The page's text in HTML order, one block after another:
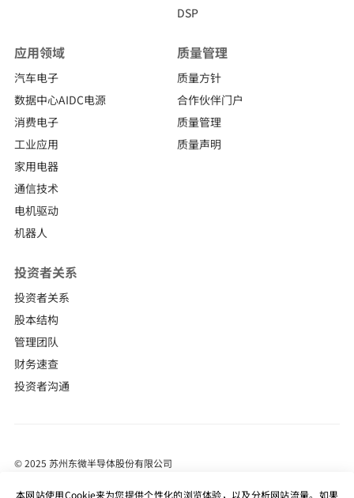
DSP
应用领域
汽车电子
数据中心AIDC电源
消费电子
工业应用
家用电器
通信技术
电机驱动
机器人
质量管理
质量方针
合作伙伴门户
质量管理
质量声明
投资者关系
投资者关系
股本结构
管理团队
财务速查
投资者沟通
© 2025 苏州东微半导体股份有限公司
本网站使用Cookie来为您提供个性化的浏览体验，以及分析网站流量。如果